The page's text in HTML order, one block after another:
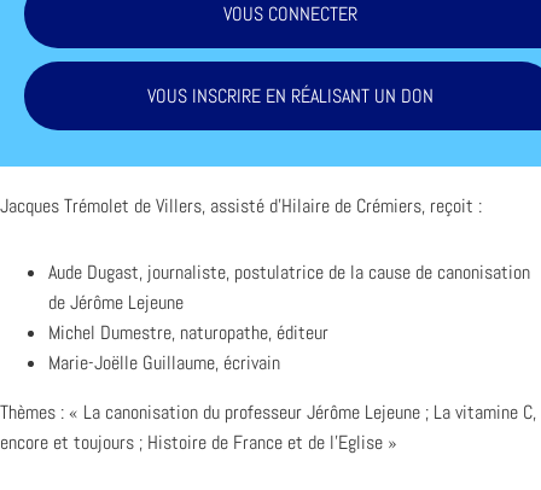
VOUS CONNECTER
VOUS INSCRIRE EN RÉALISANT UN DON
Jacques Trémolet de Villers, assisté d’Hilaire de Crémiers, reçoit :
Aude Dugast, journaliste, postulatrice de la cause de canonisation
de Jérôme Lejeune
Michel Dumestre, naturopathe, éditeur
Marie-Joëlle Guillaume, écrivain
Thèmes : « La canonisation du professeur Jérôme Lejeune ; La vitamine C,
encore et toujours ; Histoire de France et de l’Eglise »